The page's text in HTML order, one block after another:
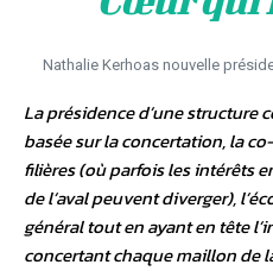
Nathalie Kerhoas nouvelle
La présidence d’une structure
basée sur la concertation, la
filières (où parfois les intérêts
de l’aval peuvent diverger),
général tout en ayant en tête
concertant chaque maillon de